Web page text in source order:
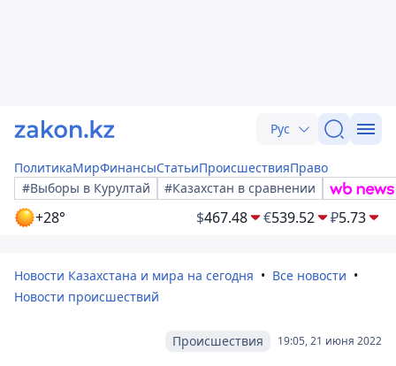
Рус
ПолитикаМирФинансыСтатьиПроисшествияПраво
#Выборы в Курултай
#Казахстан в сравнении
+28° $467.48 €539.52 ₽5.73
Новости Казахстана и мира на сегодня
Все новости
Новости происшествий
19:05, 21 июня 2022
Происшествия